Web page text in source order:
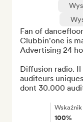
Fan of
Clubbin'one is
Advertising 24
Diffusion radio.
auditeurs
dont 30.000
100%